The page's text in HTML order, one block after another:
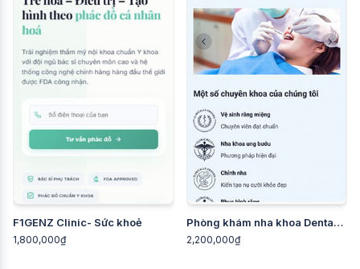
F1GENZ Clinic- Sức khoẻ
1,800,000₫
Phòng khám nha khoa Dental
Hub
2,200,000₫